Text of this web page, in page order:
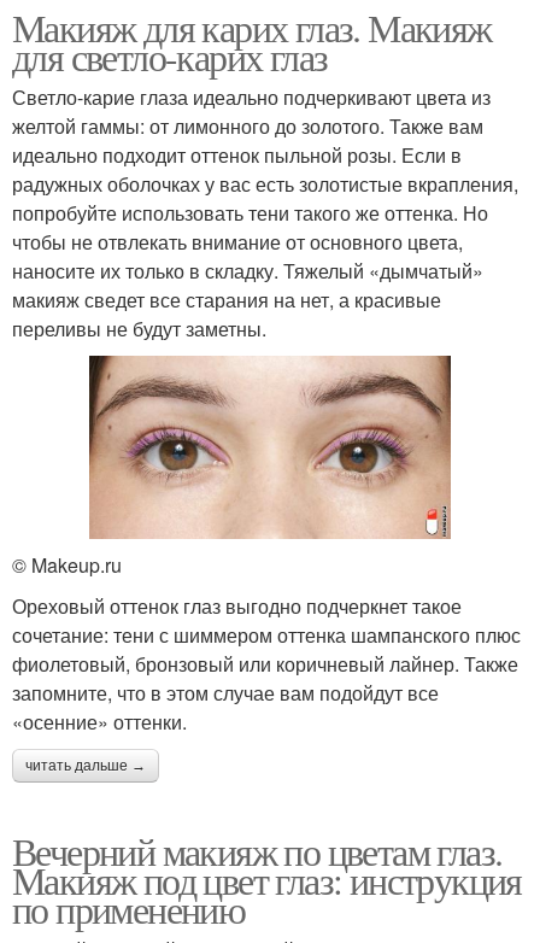
Макияж для карих глаз. Макияж
для светло-карих глаз
Светло-карие глаза идеально подчеркивают цвета из
желтой гаммы: от лимонного до золотого. Также вам
идеально подходит оттенок пыльной розы. Если в
радужных оболочках у вас есть золотистые вкрапления,
попробуйте использовать тени такого же оттенка. Но
чтобы не отвлекать внимание от основного цвета,
наносите их только в складку. Тяжелый «дымчатый»
макияж сведет все старания на нет, а красивые
переливы не будут заметны.
© Makeup.ru
Ореховый оттенок глаз выгодно подчеркнет такое
сочетание: тени с шиммером оттенка шампанского плюс
фиолетовый, бронзовый или коричневый лайнер. Также
запомните, что в этом случае вам подойдут все
«осенние» оттенки.
читать дальше →
Вечерний макияж по цветам глаз.
Макияж под цвет глаз: инструкция
по применению